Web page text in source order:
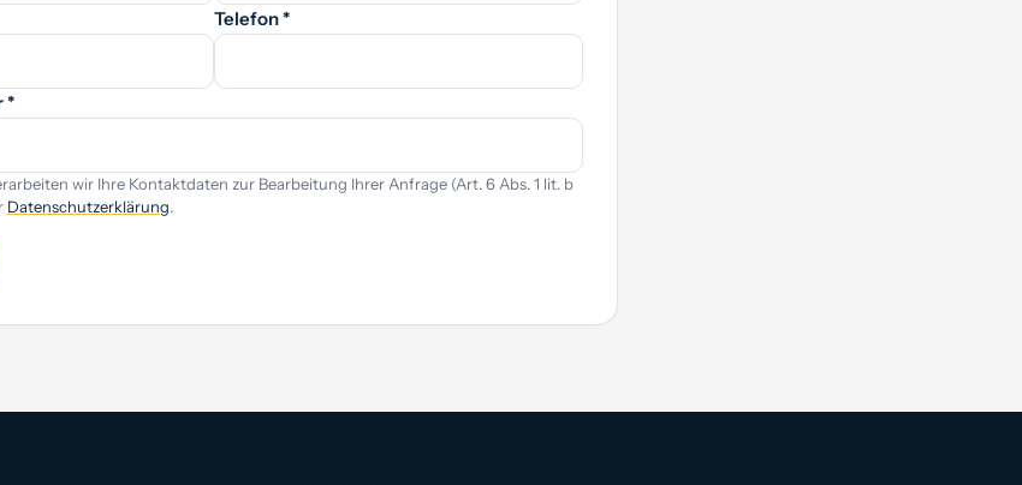
Telefon *
*
wir Ihre Kontaktdaten zur Bearbeitung Ihrer Anfrage (Art. 6 Abs. 1 lit. b
Datenschutzerklärung.